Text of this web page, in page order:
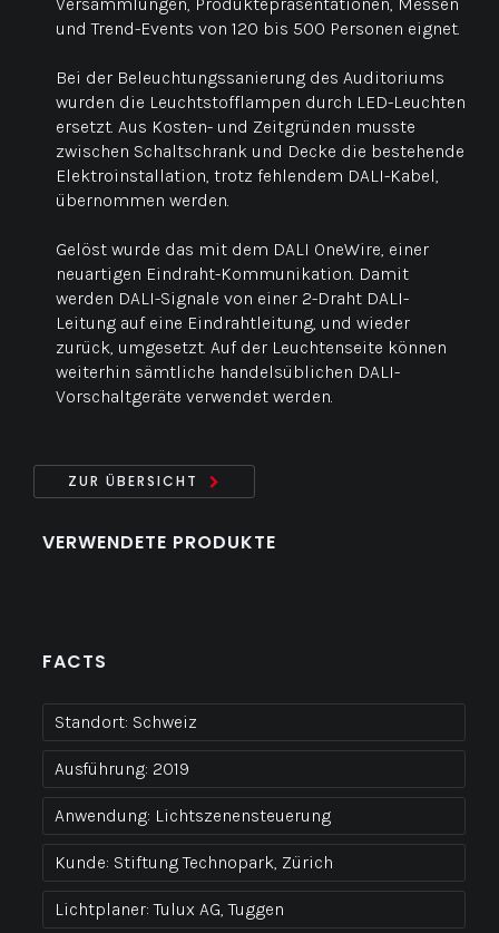
Versammlungen, Produktepräsentationen, Messen
und Trend-Events von 120 bis 500 Personen eignet.
Bei der Beleuchtungssanierung des Auditoriums
wurden die Leuchtstofflampen durch LED-Leuchten
ersetzt. Aus Kosten- und Zeitgründen musste
zwischen Schaltschrank und Decke die bestehende
Elektroinstallation, trotz fehlendem DALI-Kabel,
übernommen werden.
Gelöst wurde das mit dem DALI OneWire, einer
neuartigen Eindraht-Kommunikation. Damit
werden DALI-Signale von einer 2-Draht DALI-
Leitung auf eine Eindrahtleitung, und wieder
zurück, umgesetzt. Auf der Leuchtenseite können
weiterhin sämtliche handelsüblichen DALI-
Vorschaltgeräte verwendet werden.
ZUR ÜBERSICHT
VERWENDETE PRODUKTE
FACTS
Standort: Schweiz
Ausführung: 2019
Anwendung: Lichtszenensteuerung
Kunde: Stiftung Technopark, Zürich
Lichtplaner: Tulux AG, Tuggen